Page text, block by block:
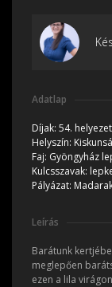
Adatlap
Díjak: 54.
Helyszín:
Faj: Gyöngyház
Kulcsszavak:
Pályázat:
Leírás
Barátunk
meglepően
ezen a lila